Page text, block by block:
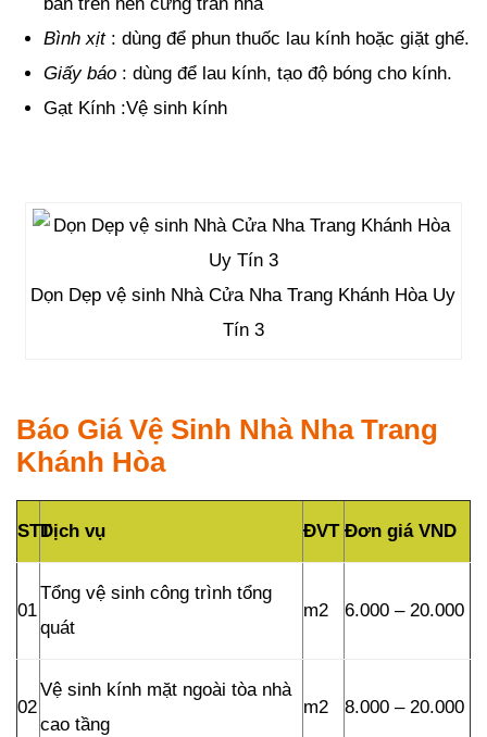
Bình xịt : dùng để phun thuốc lau kính hoặc giặt ghế.
Giấy báo : dùng để lau kính, tạo độ bóng cho kính.
Gạt Kính :Vệ sinh kính
Dọn Dẹp vệ sinh Nhà Cửa Nha Trang Khánh Hòa Uy
Tín 3
Báo Giá Vệ Sinh Nhà Nha Trang
Khánh Hòa
STTDịch vụ ĐVT Đơn giá VND
01
Tổng vệ sinh công trình tổng
quát
m2 6.000 – 20.000
02
Vệ sinh kính mặt ngoài tòa nhà
cao tầng
m2 8.000 – 20.000